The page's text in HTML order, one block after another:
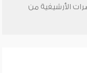
الأرشيفية من